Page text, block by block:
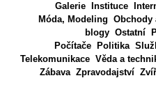
Galerie
Instituce
Móda, Modeling Obchody
blogy Ostatní
Počítače
Politika
Telekomunikace Věda a
Zábava Zpravodajství